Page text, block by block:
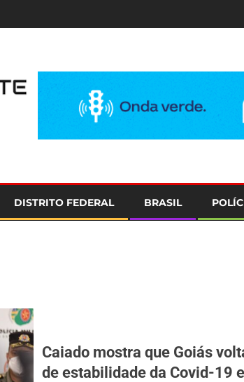
DISTRITO FEDERAL BRASIL
Caiado mostra que Goiás
de estabilidade da Covid-19